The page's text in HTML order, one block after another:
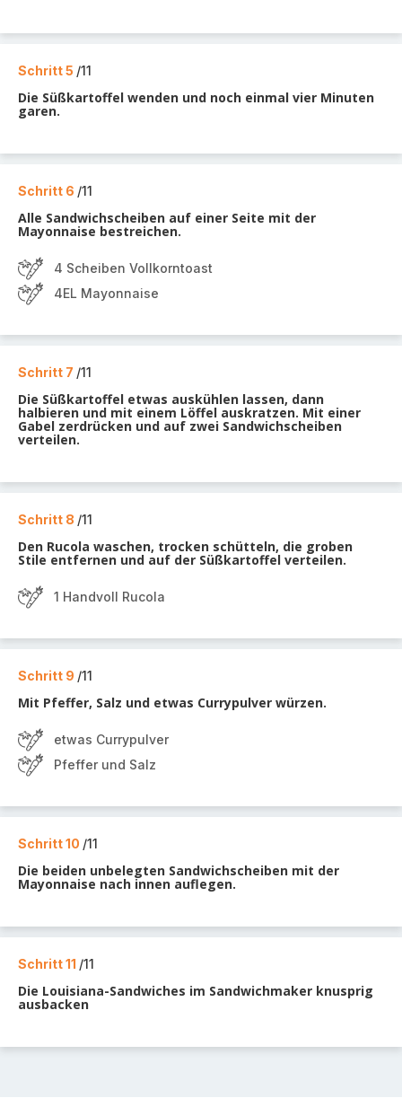
Schritt 5 /11
Die Süßkartoffel wenden und noch einmal vier Minuten
garen.
Schritt 6 /11
Alle Sandwichscheiben auf einer Seite mit der
Mayonnaise bestreichen.
4 Scheiben Vollkorntoast
4EL Mayonnaise
Schritt 7 /11
Die Süßkartoffel etwas auskühlen lassen, dann
halbieren und mit einem Löffel auskratzen. Mit einer
Gabel zerdrücken und auf zwei Sandwichscheiben
verteilen.
Schritt 8 /11
Den Rucola waschen, trocken schütteln, die groben
Stile entfernen und auf der Süßkartoffel verteilen.
1 Handvoll Rucola
Schritt 9 /11
Mit Pfeffer, Salz und etwas Currypulver würzen.
etwas Currypulver
Pfeffer und Salz
Schritt 10 /11
Die beiden unbelegten Sandwichscheiben mit der
Mayonnaise nach innen auflegen.
Schritt 11 /11
Die Louisiana-Sandwiches im Sandwichmaker knusprig
ausbacken